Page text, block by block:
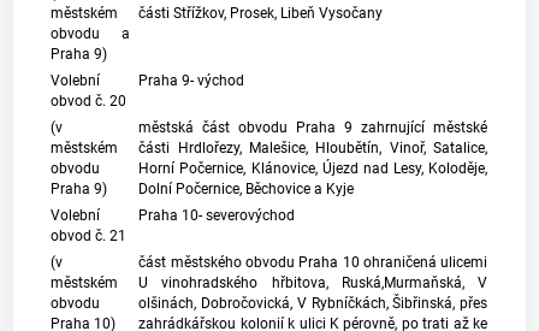
městském
obvodu a
Praha 9)
části Střížkov, Prosek, Libeň Vysočany
Volební
obvod č. 20
Praha 9- východ
(v
městském
obvodu
Praha 9)
městská část obvodu Praha 9 zahrnující městské
části Hrdlořezy, Malešice, Hloubětín, Vinoř, Satalice,
Horní Počernice, Klánovice, Újezd nad Lesy, Koloděje,
Dolní Počernice, Běchovice a Kyje
Volební
obvod č. 21
Praha 10- severovýchod
(v
městském
obvodu
Praha 10)
část městského obvodu Praha 10 ohraničená ulicemi
U vinohradského hřbitova, Ruská,Murmaňská, V
olšinách, Dobročovická, V Rybníčkách, Šibřinská, přes
zahrádkářskou kolonií k ulici K pérovně, po trati až ke